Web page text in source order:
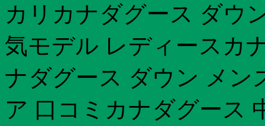
カリカナダグース ダウ
気モデル レディースカ
ナダグース ダウン メン
ア 口コミカナダグース